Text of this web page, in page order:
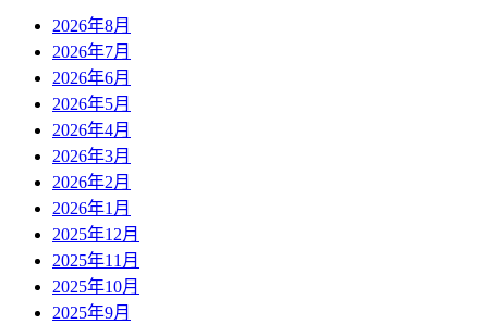
2026年8月
2026年7月
2026年6月
2026年5月
2026年4月
2026年3月
2026年2月
2026年1月
2025年12月
2025年11月
2025年10月
2025年9月